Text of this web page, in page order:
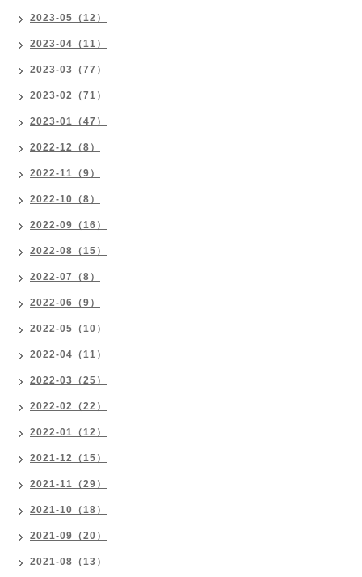
2023-05（12）
2023-04（11）
2023-03（77）
2023-02（71）
2023-01（47）
2022-12（8）
2022-11（9）
2022-10（8）
2022-09（16）
2022-08（15）
2022-07（8）
2022-06（9）
2022-05（10）
2022-04（11）
2022-03（25）
2022-02（22）
2022-01（12）
2021-12（15）
2021-11（29）
2021-10（18）
2021-09（20）
2021-08（13）